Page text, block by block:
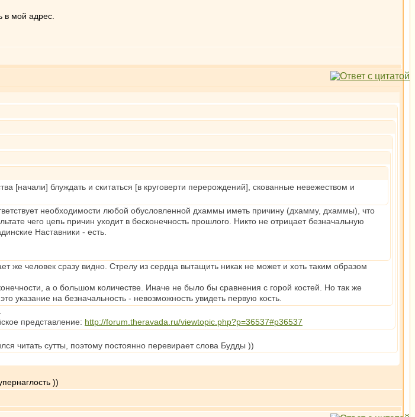
в мой адрес.
[начали] блуждать и скитаться [в круговерти перерождений], скованные невежеством и
необходимости любой обусловленной дхаммы иметь причину (дхамму, дхаммы), что
чего цепь причин уходит в бесконечность прошлого. Никто не отрицает безначальную
Наставники - есть.
же человек сразу видно. Стрелу из сердца вытащить никак не может и хоть таким образом
а о большом количестве. Иначе не было бы сравнения с горой костей. Но так же
указание на безначальность - невозможность увидеть первую кость.
представление: http://forum.theravada.ru/viewtopic.php?p=36537#p36537
читать сутты, поэтому постоянно перевирает слова Будды ))
))